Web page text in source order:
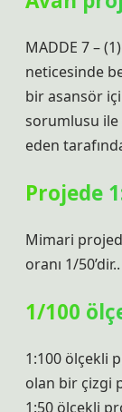
MADDE 7 –
neticesinde
bir asansör
sorumlusu ile
eden
Projede
Mimari
oranı 1/
1/100
1:100 ölçekli
olan bir çizgi
1:50 ölçekli